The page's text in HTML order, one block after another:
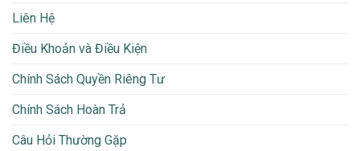
Liên Hệ
Điều Khoản và Điều Kiện
Chính Sách Quyền Riêng Tư
Chính Sách Hoàn Trả
Câu Hỏi Thường Gặp